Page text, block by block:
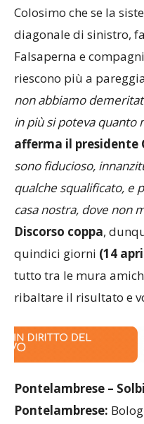
Colosimo che se la
diagonale di sinistro,
Falsaperna e
riescono più a
non abbiamo
in più si poteva quanto
afferma il presidente
sono fiducioso,
qualche squalificato, e
casa nostra, dove non
Discorso coppa,
quindici giorni (14
tutto tra le mura
ribaltare il risultato e
Pontelambrese –
Pontelambrese: